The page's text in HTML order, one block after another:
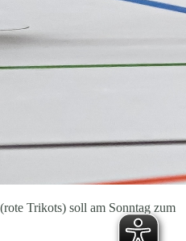
Trikots) soll am Sonntag zum